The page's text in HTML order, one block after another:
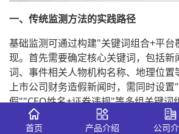
一、传统监测方法的实践路径
基础监测可通过构建"关键词组合+平台
现。首先需要确定核心关键词，包括新
词、事件相关人物机构名称、地理位置
上市公司财务造假新闻时，需同时设
假""CEO姓名+证券违规"等多组关键词
人工监测主要依赖主流平台巡查：新闻
首页 产品介绍 公司